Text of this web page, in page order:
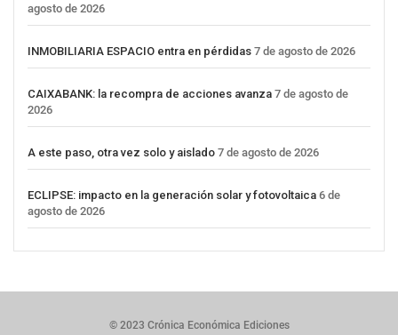
agosto de 2026
INMOBILIARIA ESPACIO entra en pérdidas 7 de agosto de 2026
CAIXABANK: la recompra de acciones avanza 7 de agosto de
2026
A este paso, otra vez solo y aislado 7 de agosto de 2026
ECLIPSE: impacto en la generación solar y fotovoltaica 6 de
agosto de 2026
© 2023 Crónica Económica Ediciones